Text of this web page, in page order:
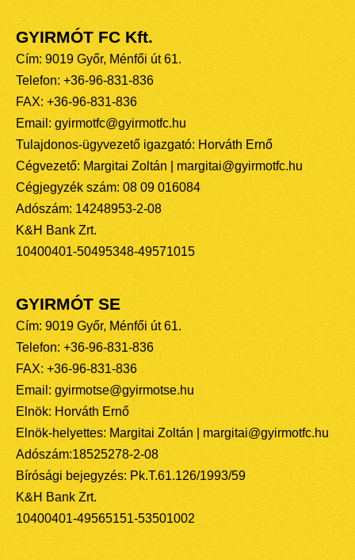
GYIRMÓT FC Kft.
Cím: 9019 Győr, Ménfői út 61.
Telefon: +36-96-831-836
FAX: +36-96-831-836
Email: gyirmotfc@gyirmotfc.hu
Tulajdonos-ügyvezető igazgató: Horváth Ernő
Cégvezető: Margitai Zoltán | margitai@gyirmotfc.hu
Cégjegyzék szám: 08 09 016084
Adószám: 14248953-2-08
K&H Bank Zrt.
10400401-50495348-49571015
GYIRMÓT SE
Cím: 9019 Győr, Ménfői út 61.
Telefon: +36-96-831-836
FAX: +36-96-831-836
Email: gyirmotse@gyirmotse.hu
Elnök: Horváth Ernő
Elnök-helyettes: Margitai Zoltán | margitai@gyirmotfc.hu
Adószám:18525278-2-08
Bírósági bejegyzés: Pk.T.61.126/1993/59
K&H Bank Zrt.
10400401-49565151-53501002